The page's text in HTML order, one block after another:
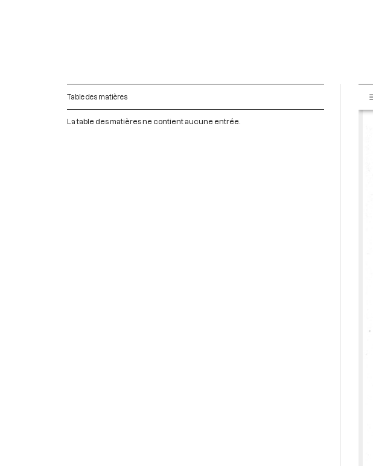
Table des matières
La table des matières ne contient aucune entrée.
s